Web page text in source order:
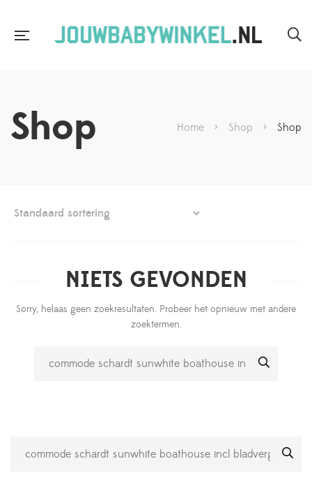
Shop Home > Shop > Shop
NIETS GEVONDEN
Sorry, helaas geen zoekresultaten. Probeer het opnieuw met andere
zoektermen.